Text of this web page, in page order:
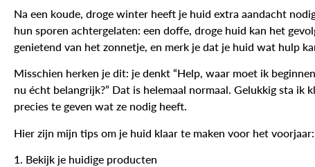
Na een koude, droge winter heeft je huid extra aandacht
hun sporen achtergelaten: een doffe, droge huid kan het
genietend van het zonnetje, en merk je dat je huid wat hulp
Misschien herken je dit: je denkt “Help, waar moet ik
nu écht belangrijk?” Dat is helemaal normaal. Gelukkig sta ik
precies te geven wat ze nodig heeft.
Hier zijn mijn tips om je huid klaar te maken voor het voorjaar:
1. Bekijk je huidige producten